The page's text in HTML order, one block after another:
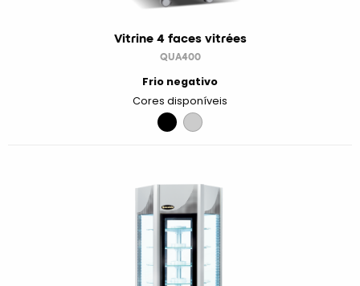
Vitrine 4 faces vitrées
QUA400
Frio negativo
Cores disponíveis